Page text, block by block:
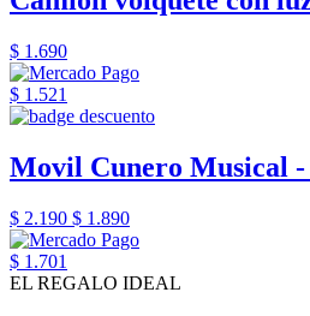
$ 1.690
$ 1.521
Movil Cunero Musical
$ 2.190 $ 1.890
$ 1.701
EL REGALO IDEAL